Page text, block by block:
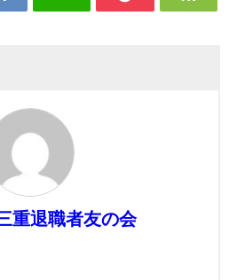
重退職者友の会